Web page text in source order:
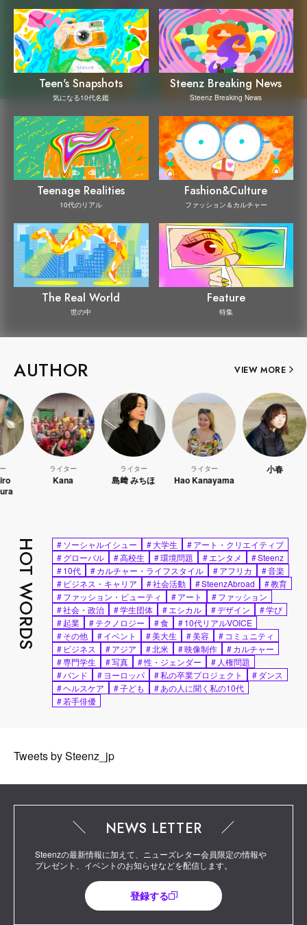
Teen's Snapshots
気になる10代名鑑
Steenz Breaking News
Steenz Breaking News
Teenage Realities
10代のリアル
Fashion&Culture
ファッション＆カルチャー
The Real World
世の中
Feature
特集
AUTHOR VIEW MORE
ライター ライター
島﨑 みちほ
ライター
Hao Kanayama
HOT WORDS #ソーシャルイシュー #大学生 #アート・クリエイティブ
#グローバル #高校生 #環境問題 #エンタメ #Steenz
#10代 #カルチャー・ライフスタイル #アフリカ #音楽
# ビジネス・キャリア #社会活動 #SteenzAbroad #教育
#ファッション・ビューティ #アート #ファッション
#社会・政治 #学生団体 #エシカル #デザイン #学び
#起業 #テクノロジー #食 #10代リアルVOICE
#その他 #イベント #美大生 #美容 # コミュニティ
# ビジネス #アジア #北米 #映像制作 #カルチャー
#専門学生 #写真 #性・ジェンダー # 人権問題
#バンド #ヨーロッパ #私の卒業プロジェクト #ダンス
#ヘルスケア #子ども #あの人に聞く私の10代
#若手俳優
Tweets by Steenz_jp
NEWS LETTER
Steenzの最新情報に加えて、ニューズレター会員限定の情報や
プレゼント、イベントのお知らせなどを配信します。
登録する